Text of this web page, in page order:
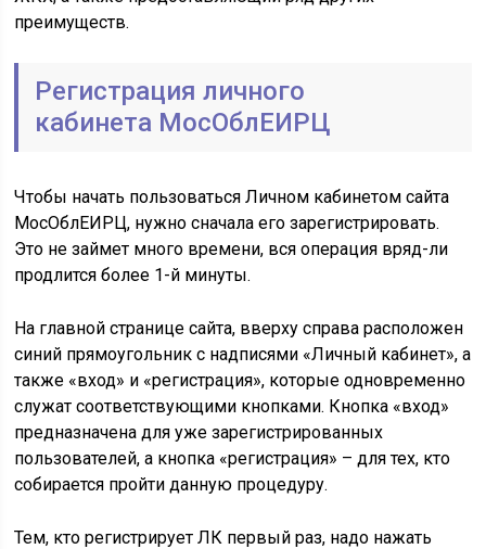
преимуществ.
Регистрация личного
кабинета МосОблЕИРЦ
Чтобы начать пользоваться Личном кабинетом сайта
МосОблЕИРЦ, нужно сначала его зарегистрировать.
Это не займет много времени, вся операция вряд-ли
продлится более 1-й минуты.
На главной странице сайта, вверху справа расположен
синий прямоугольник с надписями «Личный кабинет», а
также «вход» и «регистрация», которые одновременно
служат соответствующими кнопками. Кнопка «вход»
предназначена для уже зарегистрированных
пользователей, а кнопка «регистрация» – для тех, кто
собирается пройти данную процедуру.
Тем, кто регистрирует ЛК первый раз, надо нажать